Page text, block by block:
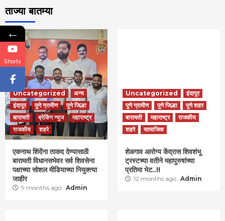
ताज्या बातम्या
Uncategorized
अन्य
इंदापूर
पुणे ग्रामीण
पुणे जिल्हा
बारामती
ब्रेकिंग न्युज
महाराष्ट्र
राजकीय
शहरे
एकनाथ शिंदेंना ताकद देण्यासाठी
बारामती विधानसभेवर सर्व शिवसेना
पक्षाच्या सोशल मीडियाच्या नियुक्त्या
जाहीर
9 months ago Admin
Uncategorized
इंदापूर
पुणे ग्रामीण
पुणे जिल्हा
पुणे शहर
बारामती
महाराष्ट्र
राजकीय
शहरे
सामाजिक
शेळगाव आरोग्य केंद्रास शिवशंभू
ट्रस्टच्या वतीने महापुरुषांच्या
प्रतिमा भेट..!!
12 months ago Admin
←
Shorts